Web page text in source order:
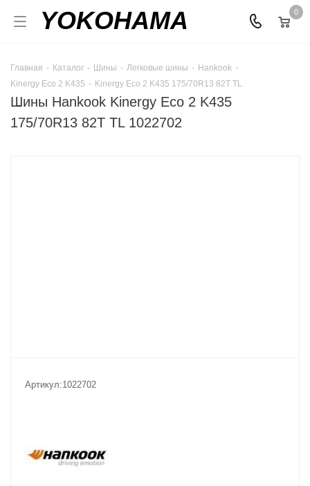
YOKOHAMA 0
Главная - Каталог - Шины - Легковые шины - Hankook -
Kinergy Eco 2 K435 - Kinergy Eco 2 K435 175/70R13 82T TL
Шины Hankook Kinergy Eco 2 K435
175/70R13 82T TL 1022702
Артикул:1022702